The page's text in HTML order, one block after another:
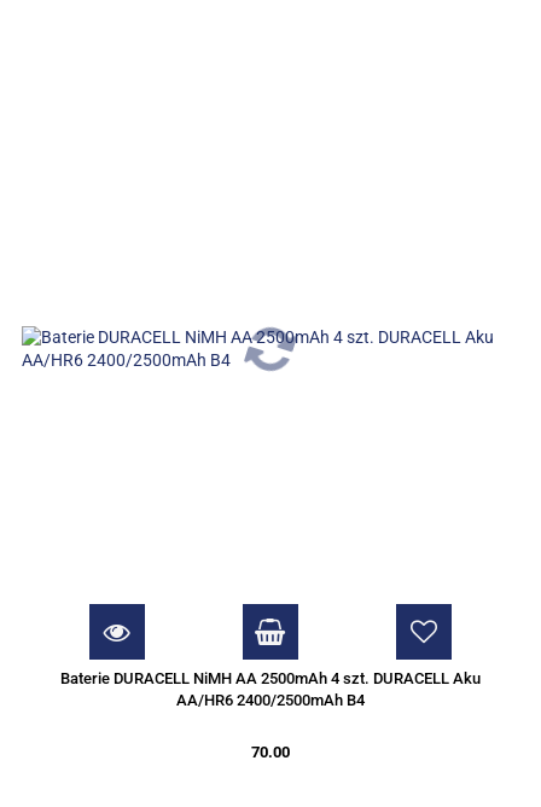
Baterie DURACELL NiMH AA 2500mAh 4 szt. DURACELL Aku
AA/HR6 2400/2500mAh B4
70.00